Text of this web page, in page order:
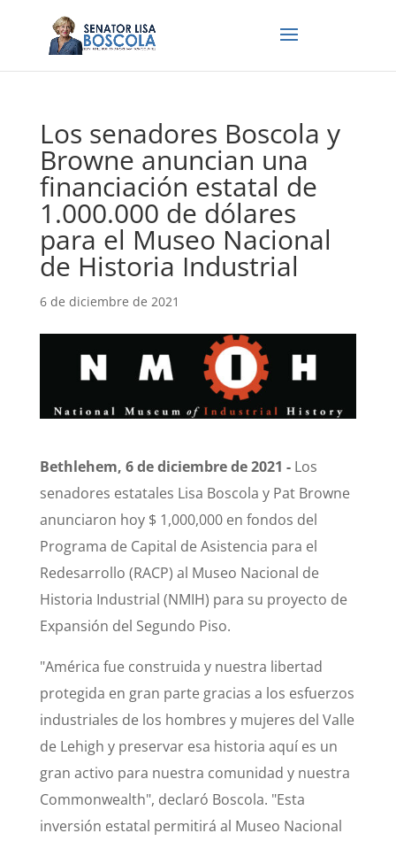
Los senadores Boscola y
Browne anuncian una
financiación estatal de
1.000.000 de dólares
para el Museo Nacional
de Historia Industrial
6 de diciembre de 2021
Bethlehem, 6 de diciembre de 2021 -Los
senadores estatales Lisa Boscola y Pat Browne
anunciaron hoy $ 1,000,000 en fondos del
Programa de Capital de Asistencia para el
Redesarrollo (RACP) al Museo Nacional de
Historia Industrial (NMIH) para su proyecto de
Expansión del Segundo Piso.
"América fue construida y nuestra libertad
protegida en gran parte gracias a los esfuerzos
industriales de los hombres y mujeres del Valle
de Lehigh y preservar esa historia aquí es un
gran activo para nuestra comunidad y nuestra
Commonwealth", declaró Boscola. "Esta
inversión estatal permitirá al Museo Nacional